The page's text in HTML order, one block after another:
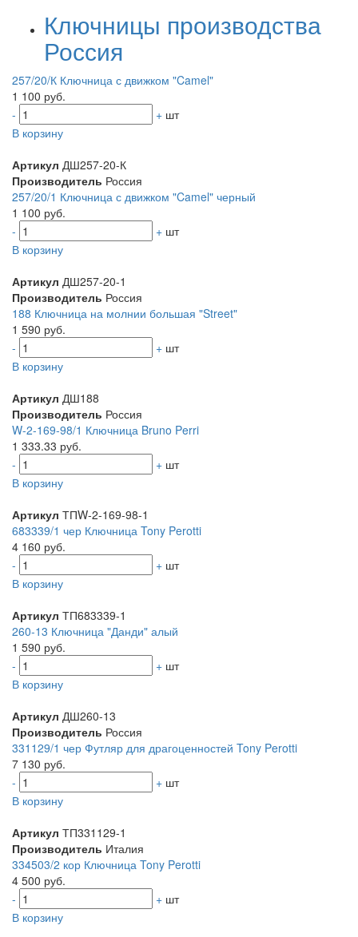
Ключницы производства
Россия
257/20/К Ключница с движком "Camel"
1 100 руб.
-
+ шт
В корзину
Артикул ДШ257-20-К
Производитель Россия
257/20/1 Ключница с движком "Camel" черный
1 100 руб.
-
+ шт
В корзину
Артикул ДШ257-20-1
Производитель Россия
188 Ключница на молнии большая "Street"
1 590 руб.
-
+ шт
В корзину
Артикул ДШ188
Производитель Россия
W-2-169-98/1 Ключница Bruno Perri
1 333.33 руб.
-
+ шт
В корзину
Артикул ТПW-2-169-98-1
683339/1 чер Ключница Tony Perotti
4 160 руб.
-
+ шт
В корзину
Артикул ТП683339-1
260-13 Ключница "Данди" алый
1 590 руб.
-
+ шт
В корзину
Артикул ДШ260-13
Производитель Россия
331129/1 чер Футляр для драгоценностей Tony Perotti
7 130 руб.
-
+ шт
В корзину
Артикул ТП331129-1
Производитель Италия
334503/2 кор Ключница Tony Perotti
4 500 руб.
-
+ шт
В корзину